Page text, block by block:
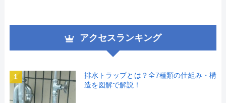
アクセスランキング
1
排水トラップとは？全7種類の仕組み・構
造を図解で解説！